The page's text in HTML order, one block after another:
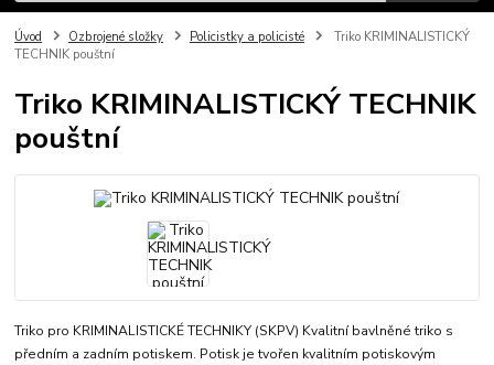
Úvod Ozbrojené složky Policistky a policisté
Triko KRIMINALISTICKÝ
TECHNIK pouštní
Triko KRIMINALISTICKÝ TECHNIK
pouštní
Triko pro KRIMINALISTICKÉ TECHNIKY (SKPV) Kvalitní bavlněné triko s
předním a zadním potiskem. Potisk je tvořen kvalitním potiskovým